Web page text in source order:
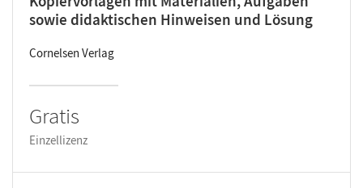
sowie didaktischen Hinweisen und Lösung
Cornelsen Verlag
Gratis
Einzellizenz